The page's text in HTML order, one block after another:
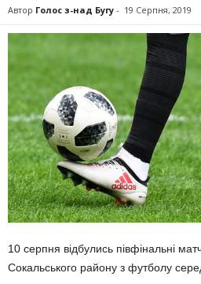
Автор Голос з-над Бугу - 19 Серпня, 2019
10 серпня відбулись півфінальні
Сокальського району з футболу